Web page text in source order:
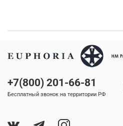
+7(800) 201-66-81
Бесплатный звонок на территории РФ